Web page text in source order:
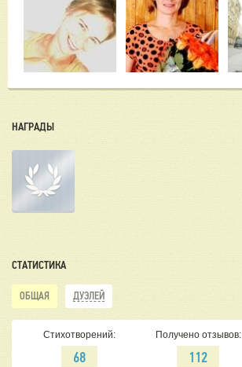
НАГРАДЫ
СТАТИСТИКА
ОБЩАЯ ДУЭЛЕЙ
Стихотворений:
68
Получено отзывов:
112